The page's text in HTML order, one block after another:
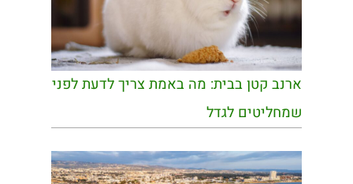
ארנב קטן בבית: מה באמת צריך לדעת לפני
שמחליטים לגדל